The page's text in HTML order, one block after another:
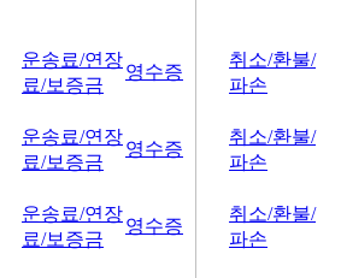
운송료/연장
료/보증금
영수증
취소/환불/
파손
운송료/연장
료/보증금
영수증
취소/환불/
파손
운송료/연장
료/보증금
영수증
취소/환불/
파손